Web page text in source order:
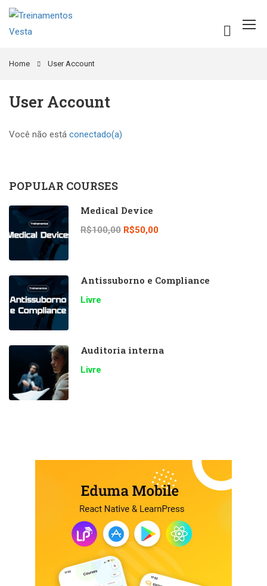
Home User Account
User Account
Você não está conectado(a)
POPULAR COURSES
Medical Device
R$100,00 R$50,00
Antissuborno e Compliance
Livre
Auditoria interna
Livre